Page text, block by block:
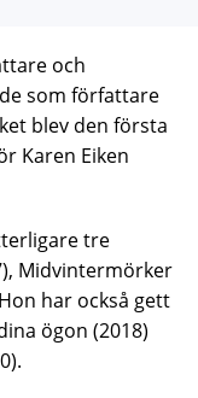
och
som författare
blev den första
Karen Eiken
tre
Midvintermörker
har också gett
ögon (2018)